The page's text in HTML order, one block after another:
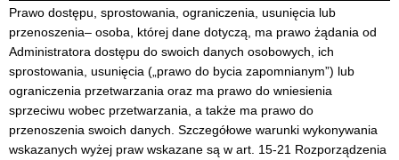
Prawo dostępu, sprostowania, ograniczenia, usunięcia lub
przenoszenia– osoba, której dane dotyczą, ma prawo żądania od
Administratora dostępu do swoich danych osobowych, ich
sprostowania, usunięcia („prawo do bycia zapomnianym”) lub
ograniczenia przetwarzania oraz ma prawo do wniesienia
sprzeciwu wobec przetwarzania, a także ma prawo do
przenoszenia swoich danych. Szczegółowe warunki wykonywania
wskazanych wyżej praw wskazane są w art. 15-21 Rozporządzenia